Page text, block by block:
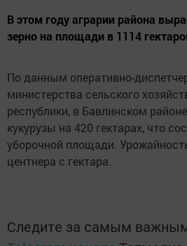
В этом году аграрии района
зерно на площади в 1114
По данным оперативно-
министерства сельского
республики, в Бавлинском
кукурузы на 420 гектарах, что
уборочной площади.
центнера с гектара.
Следите за самым